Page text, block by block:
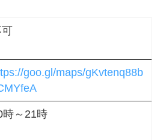
goo.gl/maps/gKvtenq88b
時～21時